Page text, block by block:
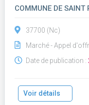
COMMUNE DE SAINT
37700 (Nc)
Marché - Appel
Date de publication :
Voir détails